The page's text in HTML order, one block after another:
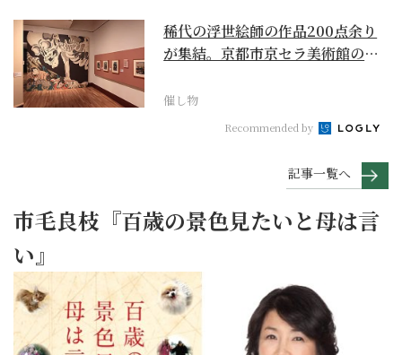
稀代の浮世絵師の作品200点余り
が集結。京都市京セラ美術館の
催し物
Recommended by
記事一覧へ
市毛良枝『百歳の景色見たいと母は言
い』